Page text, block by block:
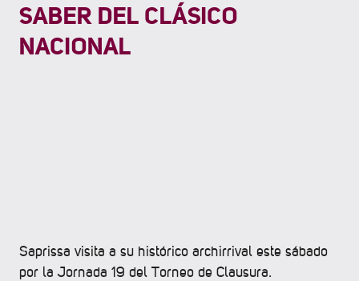
SABER DEL CLÁSICO
NACIONAL
Saprissa visita a su histórico archirrival este sábado
por la Jornada 19 del Torneo de Clausura.